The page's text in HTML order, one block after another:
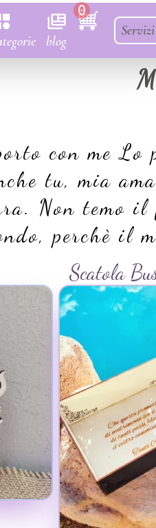
blog
0
Servizi
con me Lo
tu, mia
Non temo
perchè il
Scatola